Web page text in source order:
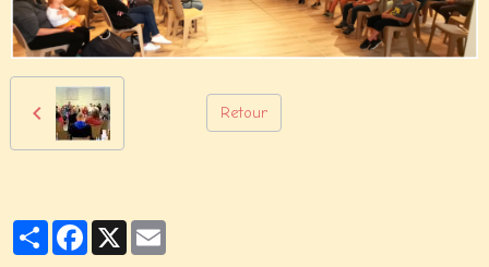
Retour
PartagerFacebook
X